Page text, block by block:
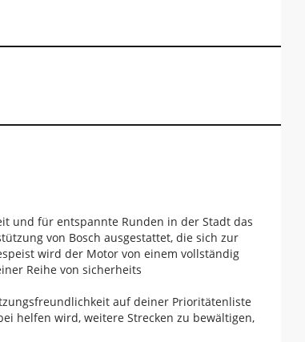
und für entspannte Runden in der Stadt das
von Bosch ausgestattet, die sich zur
wird der Motor von einem vollständig
Reihe von sicherheits
auf deiner Prioritätenliste
helfen wird, weitere Strecken zu bewältigen,